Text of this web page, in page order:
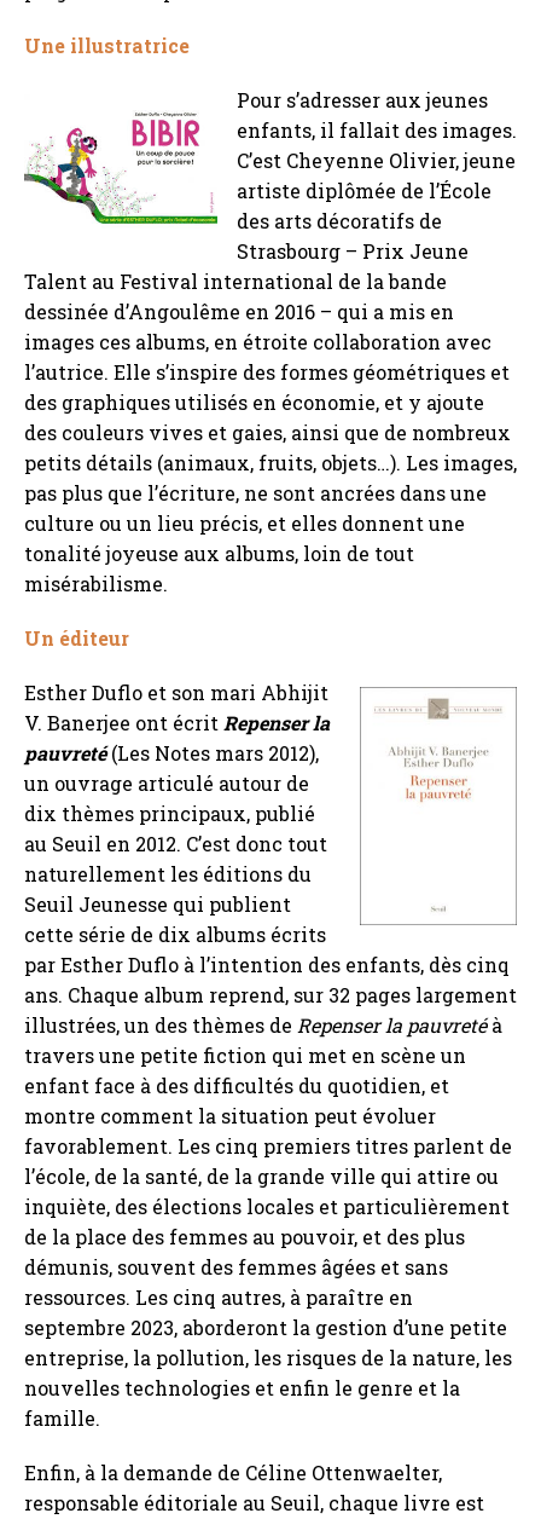
Une illustratrice
Pour s’adresser aux jeunes
enfants, il fallait des images.
C’est Cheyenne Olivier, jeune
artiste diplômée de l’École
des arts décoratifs de
Strasbourg – Prix Jeune
Talent au Festival international de la bande
dessinée d’Angoulême en 2016 – qui a mis en
images ces albums, en étroite collaboration avec
l’autrice. Elle s’inspire des formes géométriques et
des graphiques utilisés en économie, et y ajoute
des couleurs vives et gaies, ainsi que de nombreux
petits détails (animaux, fruits, objets…). Les images,
pas plus que l’écriture, ne sont ancrées dans une
culture ou un lieu précis, et elles donnent une
tonalité joyeuse aux albums, loin de tout
misérabilisme.
Un éditeur
Esther Duflo et son mari Abhijit
V. Banerjee ont écrit Repenser la
pauvreté(Les Notes mars 2012),
un ouvrage articulé autour de
dix thèmes principaux, publié
au Seuil en 2012. C’est donc tout
naturellement les éditions du
Seuil Jeunesse qui publient
cette série de dix albums écrits
parEsther Duflo à l’intention des enfants, dès cinq
ans. Chaque album reprend, sur 32 pages largement
illustrées, un des thèmes de Repenser la pauvretéà
travers une petite fiction qui met en scène un
enfant face à des difficultés du quotidien, et
montre comment la situation peut évoluer
favorablement. Les cinq premiers titres parlent de
l’école, de la santé, de la grande ville qui attire ou
inquiète, des élections locales et particulièrement
de la place des femmes au pouvoir, et des plus
démunis, souvent des femmes âgées et sans
ressources. Les cinq autres, à paraître en
septembre 2023, aborderont la gestion d’une petite
entreprise, la pollution, les risques de la nature, les
nouvelles technologies et enfin le genre et la
famille.
Enfin, à la demande de Céline Ottenwaelter,
responsable éditoriale au Seuil, chaque livre est